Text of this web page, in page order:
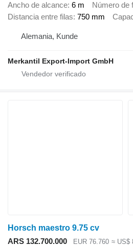
Ancho de alcance 6 m Número de
Distancia entre filas 750 mm
Alemania, Kunde
Merkantil Export-Import GmbH
Horsch maestro 9.75 cv
ARS 132.700.000
EUR 76.760 ≈ US$